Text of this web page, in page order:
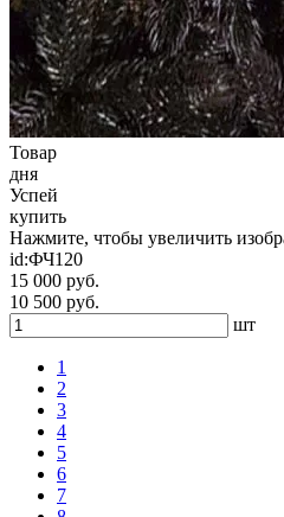
Товар
дня
Успей
купить
Нажмите, чтобы увеличить
id:ФЧ120
15 000 руб.
10 500 руб.
шт
1
2
3
4
5
6
7